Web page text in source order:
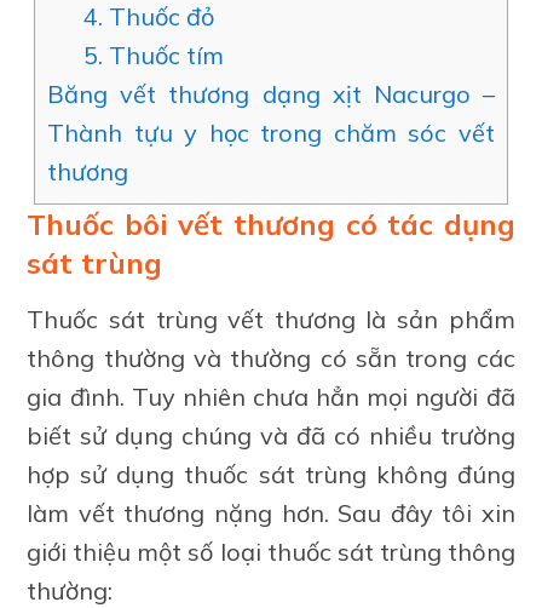
4. Thuốc đỏ
5. Thuốc tím
Băng vết thương dạng xịt Nacurgo –
Thành tựu y học trong chăm sóc vết
thương
Thuốc bôi vết thương có tác dụng
sát trùng
Thuốc sát trùng vết thương là sản phẩm
thông thường và thường có sẵn trong các
gia đình. Tuy nhiên chưa hẳn mọi người đã
biết sử dụng chúng và đã có nhiều trường
hợp sử dụng thuốc sát trùng không đúng
làm vết thương nặng hơn. Sau đây tôi xin
giới thiệu một số loại thuốc sát trùng thông
thường: